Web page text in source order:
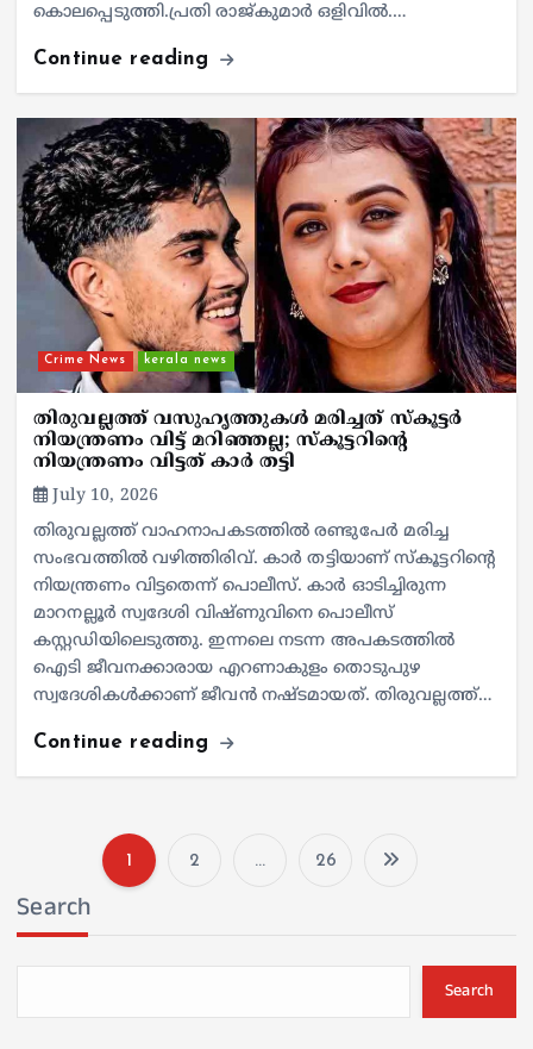
കൊലപ്പെടുത്തി.പ്രതി രാജ്കുമാർ ഒളിവിൽ.…
Continue reading
Crime News kerala news
തിരുവല്ലത്ത് വസുഹൃത്തുകള്‍ മരിച്ചത് സ്‌കൂട്ടര്‍
നിയന്ത്രണം വിട്ട് മറിഞ്ഞല്ല; സ്‌കൂട്ടറിന്റെ
നിയന്ത്രണം വിട്ടത് കാര്‍ തട്ടി
July 10, 2026
തിരുവല്ലത്ത് വാഹനാപകടത്തില്‍ രണ്ടുപേര്‍ മരിച്ച
സംഭവത്തില്‍ വഴിത്തിരിവ്. കാര്‍ തട്ടിയാണ് സ്‌കൂട്ടറിന്റെ
നിയന്ത്രണം വിട്ടതെന്ന് പൊലീസ്. കാര്‍ ഓടിച്ചിരുന്ന
മാറനല്ലൂര്‍ സ്വദേശി വിഷ്ണുവിനെ പൊലീസ്
കസ്റ്റഡിയിലെടുത്തു. ഇന്നലെ നടന്ന അപകടത്തില്‍
ഐടി ജീവനക്കാരായ എറണാകുളം തൊടുപുഴ
സ്വദേശികള്‍ക്കാണ് ജീവന്‍ നഷ്ടമായത്. തിരുവല്ലത്ത്…
Continue reading
s
1 2 … 26
Search
Search